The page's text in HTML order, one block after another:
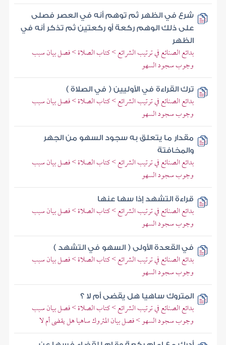
شرع في الظهر ثم توهم أنه في العصر فصلى
على ذلك الوهم ركعة أو ركعتين ثم تذكر أنه في
الظهر
بدائع الصنائع في ترتيب الشرائع > كتاب الصلاة > فصل بيان سبب
وجوب سجود السهو
ترك القراءة في الأوليين ( في الصلاة )
بدائع الصنائع في ترتيب الشرائع > كتاب الصلاة > فصل بيان سبب
وجوب سجود السهو
مقدار ما يتعلق به سجود السهو من الجهر
والمخافتة
بدائع الصنائع في ترتيب الشرائع > كتاب الصلاة > فصل بيان سبب
وجوب سجود السهو
قراءة التشهد إذا سها عنها
بدائع الصنائع في ترتيب الشرائع > كتاب الصلاة > فصل بيان سبب
وجوب سجود السهو
في القعدة الأولى ( السهو في التشهد )
بدائع الصنائع في ترتيب الشرائع > كتاب الصلاة > فصل بيان سبب
وجوب سجود السهو
المتروك ساهيا هل يقضى أم لا ؟
بدائع الصنائع في ترتيب الشرائع > كتاب الصلاة > فصل بيان سبب
وجوب سجود السهو > فصل بيان المتروك ساهيا هل يقضى أم لا